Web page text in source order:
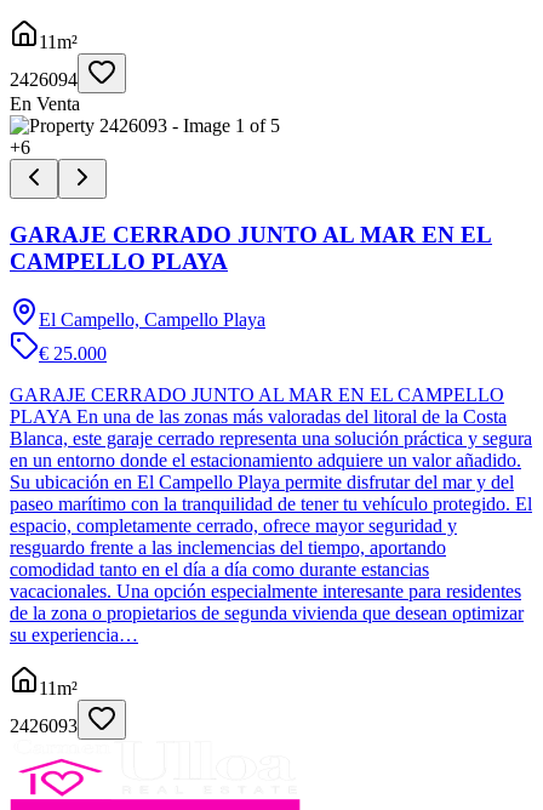
11m²
2426094
En Venta
+6
GARAJE CERRADO JUNTO AL MAR EN EL
CAMPELLO PLAYA
El Campello, Campello Playa
€ 25.000
GARAJE CERRADO JUNTO AL MAR EN EL CAMPELLO
PLAYA En una de las zonas más valoradas del litoral de la Costa
Blanca, este garaje cerrado representa una solución práctica y segura
en un entorno donde el estacionamiento adquiere un valor añadido.
Su ubicación en El Campello Playa permite disfrutar del mar y del
paseo marítimo con la tranquilidad de tener tu vehículo protegido. El
espacio, completamente cerrado, ofrece mayor seguridad y
resguardo frente a las inclemencias del tiempo, aportando
comodidad tanto en el día a día como durante estancias
vacacionales. Una opción especialmente interesante para residentes
de la zona o propietarios de segunda vivienda que desean optimizar
su experiencia…
11m²
2426093